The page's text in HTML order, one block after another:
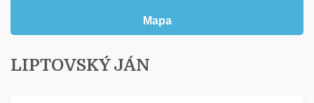
Mapa
LIPTOVSKÝ JÁN